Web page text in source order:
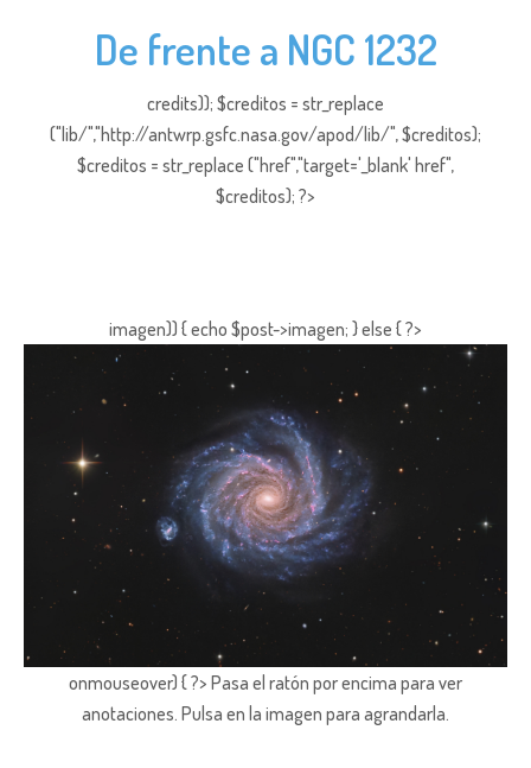
De frente a NGC 1232
credits)); $creditos = str_replace
("lib/","http://antwrp.gsfc.nasa.gov/apod/lib/", $creditos);
$creditos = str_replace ("href","target='_blank' href",
$creditos); ?>
imagen)) { echo $post->imagen; } else { ?>
onmouseover) { ?> Pasa el ratón por encima para ver
anotaciones. Pulsa en la imagen para agrandarla.